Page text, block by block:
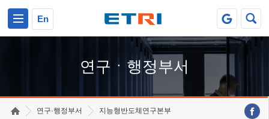
En
연구ㆍ행정부서
연구·행정부서
지능형반도체연구본부